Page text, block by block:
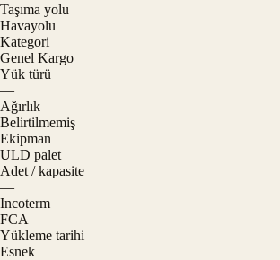
Taşıma yolu
Havayolu
Kategori
Genel Kargo
Yük türü
—
Ağırlık
Belirtilmemiş
Ekipman
ULD palet
Adet / kapasite
—
Incoterm
FCA
Yükleme tarihi
Esnek